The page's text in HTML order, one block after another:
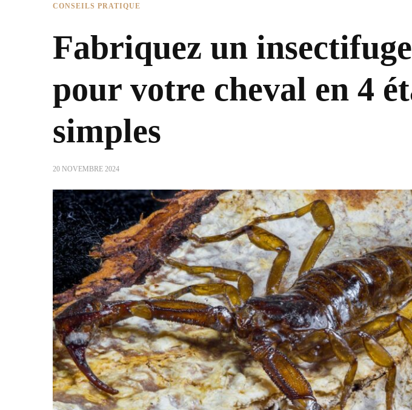
CONSEILS PRATIQUE
Fabriquez un
pour votre cheval en 4
simples
20 NOVEMBRE 2024